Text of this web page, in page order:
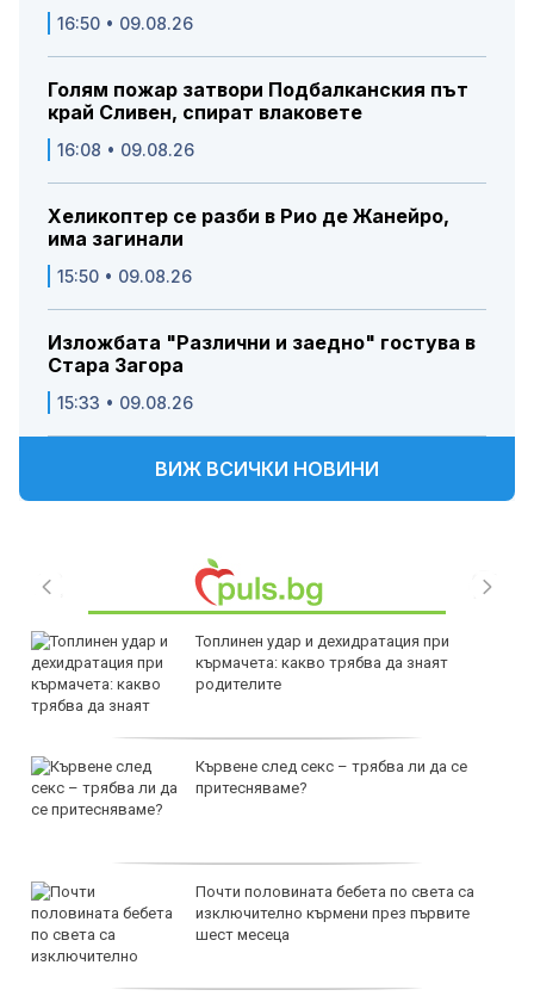
16:50 • 09.08.26
Голям пожар затвори Подбалканския път
край Сливен, спират влаковете
16:08 • 09.08.26
Хеликоптер се разби в Рио де Жанейро,
има загинали
15:50 • 09.08.26
Изложбата "Различни и заедно" гостува в
Стара Загора
15:33 • 09.08.26
ВИЖ ВСИЧКИ НОВИНИ
Топлинен удар и дехидратация при
кърмачета: какво трябва да знаят
родителите
Кървене след секс – трябва ли да се
притесняваме?
Почти половината бебета по света са
изключително кърмени през първите
шест месеца